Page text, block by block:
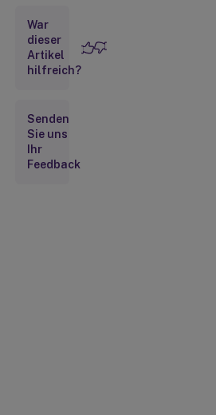
Sammeln von
Informationen
zur
installierten
von INI-
Dateien
War
dieser
Artikel
hilfreich?
Senden
Sie uns
Ihr
Feedback